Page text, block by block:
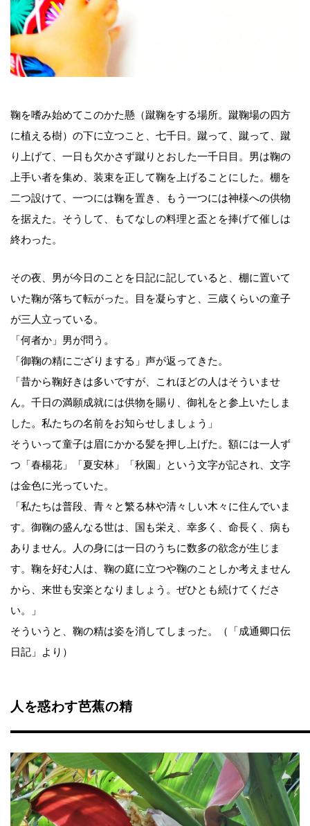
鞠を嗜み始めてこのかた懸（蹴鞠をする場所。蹴鞠場の四方
に植える樹）の下に立つこと、七千日。蹴って、蹴って、蹴
り上げて、一日も欠かさず蹴りとおした一千日目。男は鞠の
上手い者を集め、装束を正して鞠を上げることにした。棚を
二つ設けて、一つには鞠を置き、もう一つには神様への供物
を据えた。そうして、もてなしの料理と盃とを捧げて催しは
終わった。
その夜、男が今日のことを日記に記していると、棚に置いて
いた鞠が落ちて転がった。目を凝らすと、三歳くらいの童子
が三人立っている。
「何者か」男が問う。
「御鞠の精にござりまする」声が返ってきた。
「昔から鞠好きは多いですが、これほどの人はそういませ
ん。千日の満願成就には供物を賜り、御礼をと参上いたしま
した。私たちの名前をお知らせしましょう」
そういって童子は眉にかかる髪を押し上げた。額には一人ず
つ「春楊花」「夏安林」「秋園」という文字が記され、文字
は金色に光っていた。
「私たちは普段、青々と繁る林や清々しい木々に住んでいま
す。御鞠の盛んなる世は、国も栄え、幸多く、命長く、病も
ありません。人の身には一日のうちに数多の欲念が生じま
す。鞠を好む人は、鞠の庭に立つや鞠のことしか考えません
から、来世も安楽となりましょう。ぜひとも続けてくださ
い。」
そういうと、鞠の精は姿を消してしまった。（「成通卿口伝
日記」より）
人を惑わす芭蕉の精